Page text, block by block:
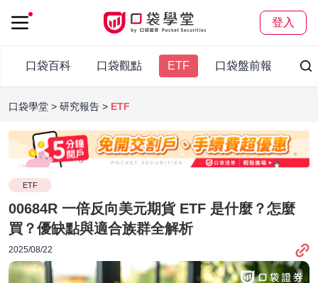
登入
口袋百科 口袋觀點 ETF 口袋盤前報
口袋學堂 研究報告 ETF
ETF
00684R 一倍反向美元期貨 ETF 是什麼？怎麼
買？優缺點與適合族群全解析
2025/08/22